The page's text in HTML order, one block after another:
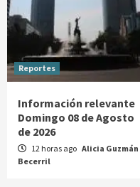
Reportes
Información relevante
Domingo 08 de Agosto
de 2026
12 horas ago Alicia Guzmán
Becerril